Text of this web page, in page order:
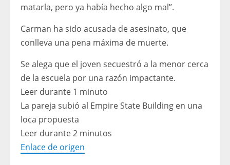
matarla, pero ya había hecho algo mal”.
Carman ha sido acusada de asesinato, que
conlleva una pena máxima de muerte.
Se alega que el joven secuestró a la menor cerca
de la escuela por una razón impactante.
Leer durante 1 minuto
La pareja subió al Empire State Building en una
loca propuesta
Leer durante 2 minutos
Enlace de origen